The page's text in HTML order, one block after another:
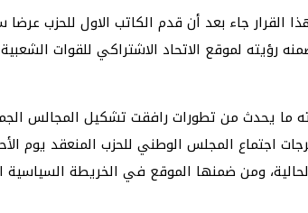
القرار جاء بعد أن قدم الكاتب الاول للحزب عرضا
رؤيته لموقع الاتحاد الاشتراكي للقوات
ما يحدث من تطورات رافقت تشكيل المجالس
اجتماع المجلس الوطني للحزب المنعقد يوم
ومن ضمنها الموقع في الخريطة السياسية